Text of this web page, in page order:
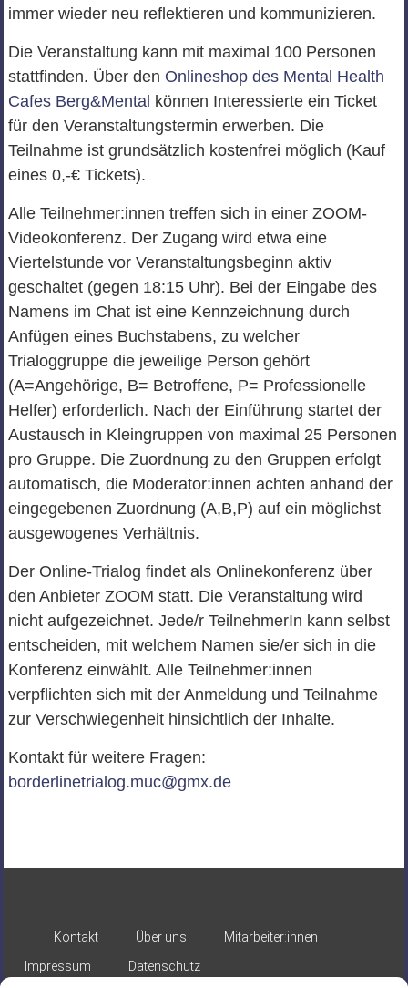
immer wieder neu reflektieren und kommunizieren.
Die Veranstaltung kann mit maximal 100 Personen
stattfinden. Über den Onlineshop des Mental Health
Cafes Berg&Mental können Interessierte ein Ticket
für den Veranstaltungstermin erwerben. Die
Teilnahme ist grundsätzlich kostenfrei möglich (Kauf
eines 0,-€ Tickets).
Alle Teilnehmer:innen treffen sich in einer ZOOM-
Videokonferenz. Der Zugang wird etwa eine
Viertelstunde vor Veranstaltungsbeginn aktiv
geschaltet (gegen 18:15 Uhr). Bei der Eingabe des
Namens im Chat ist eine Kennzeichnung durch
Anfügen eines Buchstabens, zu welcher
Trialoggruppe die jeweilige Person gehört
(A=Angehörige, B= Betroffene, P= Professionelle
Helfer) erforderlich. Nach der Einführung startet der
Austausch in Kleingruppen von maximal 25 Personen
pro Gruppe. Die Zuordnung zu den Gruppen erfolgt
automatisch, die Moderator:innen achten anhand der
eingegebenen Zuordnung (A,B,P) auf ein möglichst
ausgewogenes Verhältnis.
Der Online-Trialog findet als Onlinekonferenz über
den Anbieter ZOOM statt. Die Veranstaltung wird
nicht aufgezeichnet. Jede/r TeilnehmerIn kann selbst
entscheiden, mit welchem Namen sie/er sich in die
Konferenz einwählt. Alle Teilnehmer:innen
verpflichten sich mit der Anmeldung und Teilnahme
zur Verschwiegenheit hinsichtlich der Inhalte.
Kontakt für weitere Fragen:
borderlinetrialog.muc@gmx.de
Kontakt Über uns
Mitarbeiter:innen
Impressum
Datenschutz